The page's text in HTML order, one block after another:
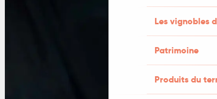
Les vignobles
Patrimoine
Produits du